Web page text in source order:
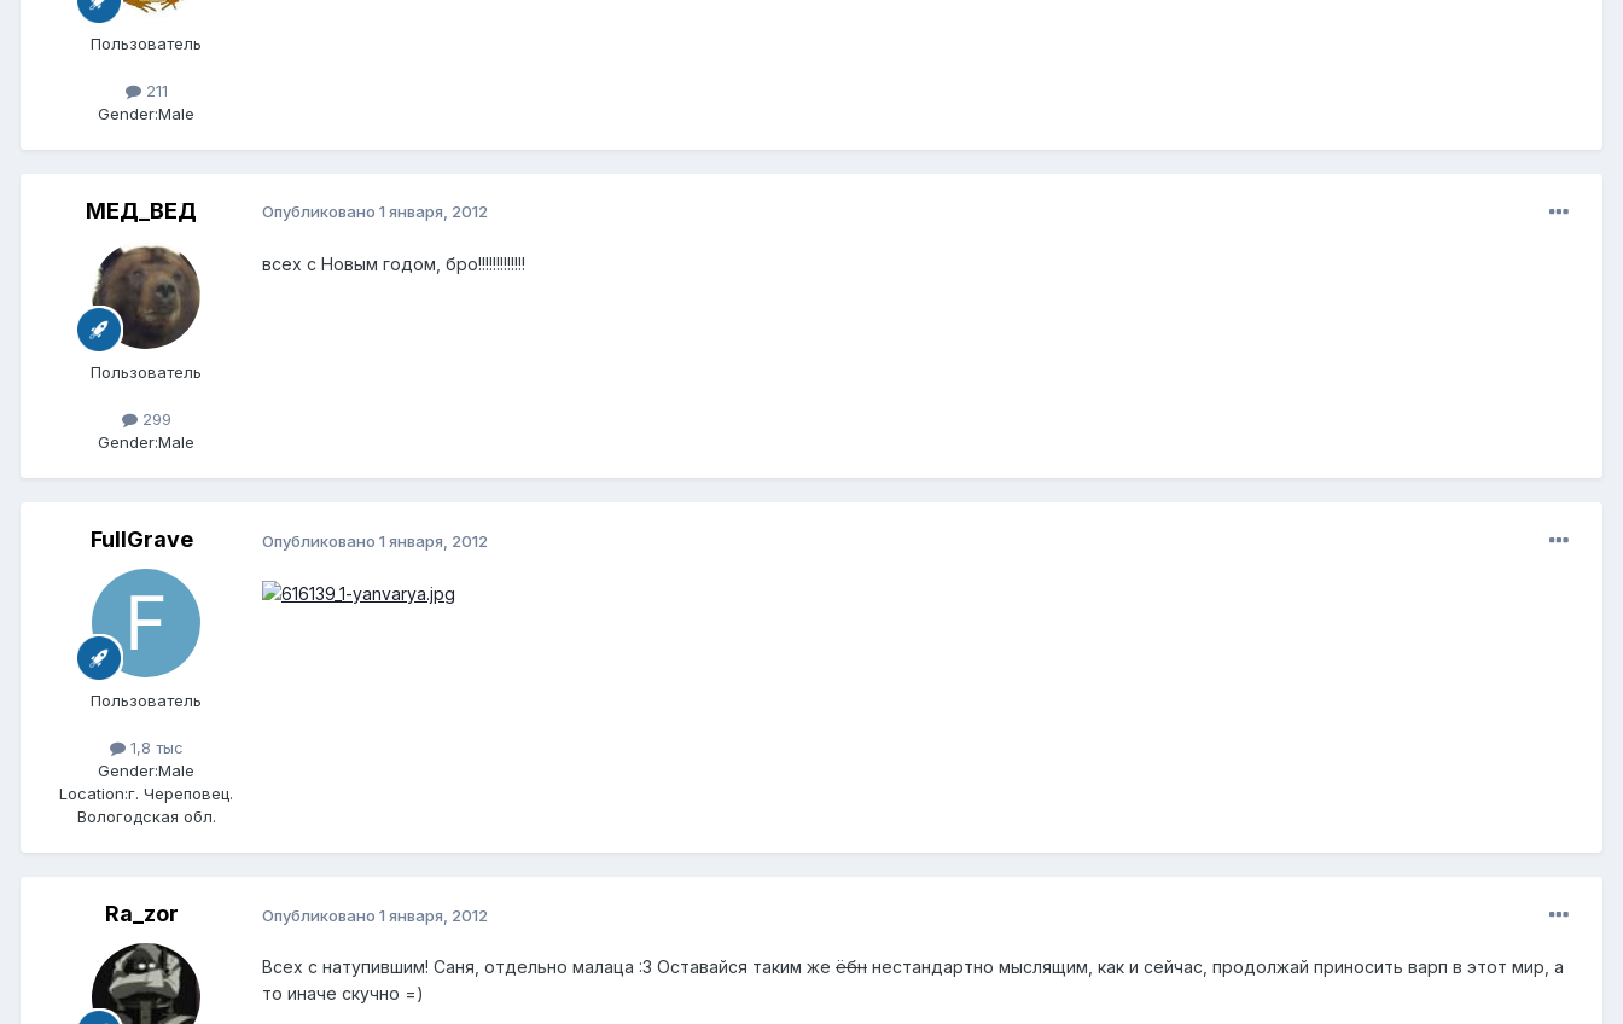
Пользователь
211
Gender:Male
МЕД_ВЕД
Пользователь
299
Gender:Male
Опубликовано 1 января, 2012
всех с Новым годом, бро!!!!!!!!!!!!!
FullGrave
Пользователь
1,8 тыс
Gender:Male
Location:г. Череповец.
Вологодская обл.
Опубликовано 1 января, 2012
Ra_zor Опубликовано 1 января, 2012
Всех с натупившим! Саня, отдельно малаца :3 Оставайся таким же ёбн нестандартно мыслящим, как и сейчас, продолжай приносить варп в этот мир, а
то иначе скучно =)